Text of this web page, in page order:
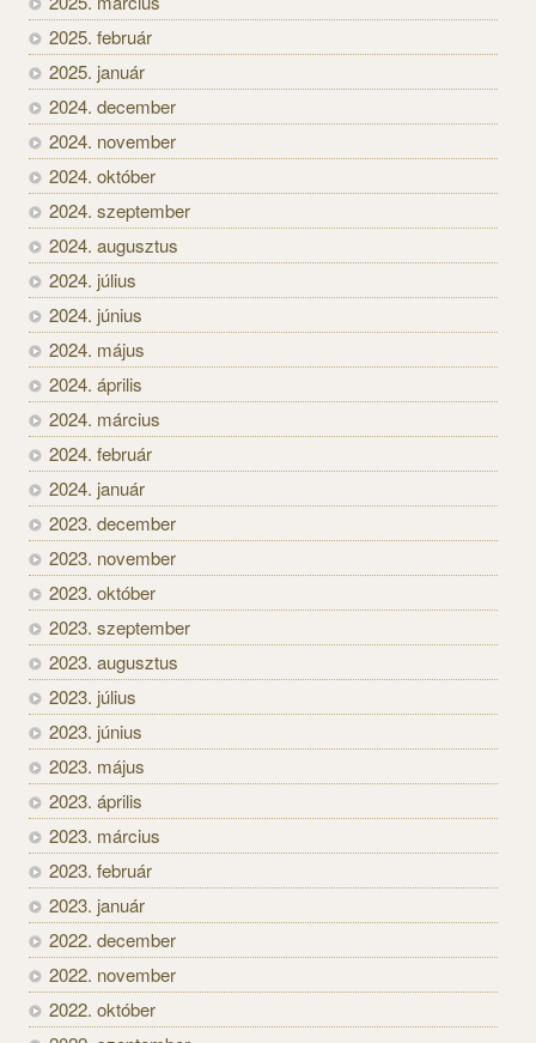
2025. február
2025. január
2024. december
2024. november
2024. október
2024. szeptember
2024. augusztus
2024. július
2024. június
2024. május
2024. április
2024. március
2024. február
2024. január
2023. december
2023. november
2023. október
2023. szeptember
2023. augusztus
2023. július
2023. június
2023. május
2023. április
2023. március
2023. február
2023. január
2022. december
2022. november
2022. október